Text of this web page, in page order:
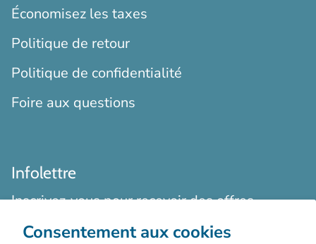
Consentement aux cookies
Économisez les taxes
Politique de retour
Politique de confidentialité
Foire aux questions
Infolettre
Inscrivez-vous pour recevoir des offres
exclusives, des histoires originales, des